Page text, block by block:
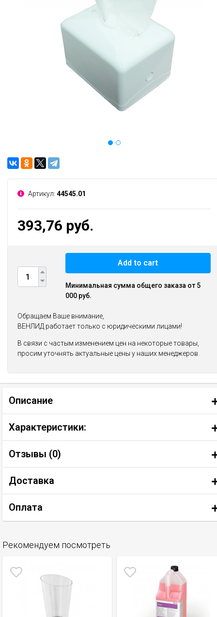
Артикул: 44545.01
393,76 руб.
Add to cart
Минимальная сумма общего заказа от 5
000 руб.
Обращаем Ваше внимание,
ВЕНЛИД работает только с юридическими лицами!
В связи с частым изменением цен на некоторые товары,
просим уточнять актуальные цены у наших менеджеров
Описание
Характеристики:
Отзывы (0)
Доставка
Оплата
Рекомендуем посмотреть